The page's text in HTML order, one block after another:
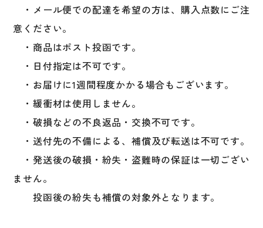
・メール便での配達を希望の方は、購入点数にご注
意ください。
・商品はポスト投函です。
・日付指定は不可です。
・お届けに1週間程度かかる場合もございます。
・緩衝材は使用しません。
・破損などの不良返品・交換不可です。
・送付先の不備による、補償及び転送は不可です。
・発送後の破損・紛失・盗難時の保証は一切ござい
ません。
投函後の紛失も補償の対象外となります。